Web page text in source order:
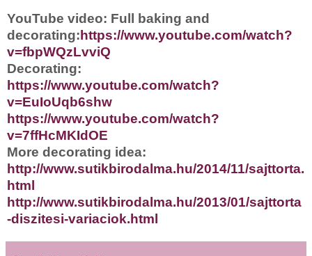
YouTube video: Full baking and
decorating:https://www.youtube.com/watch?
v=fbpWQzLvviQ
Decorating:
https://www.youtube.com/watch?
v=EuIoUqb6shw
https://www.youtube.com/watch?
v=7ffHcMKIdOE
More decorating idea:
http://www.sutikbirodalma.hu/2014/11/sajttorta.
html
http://www.sutikbirodalma.hu/2013/01/sajttorta
-diszitesi-variaciok.html